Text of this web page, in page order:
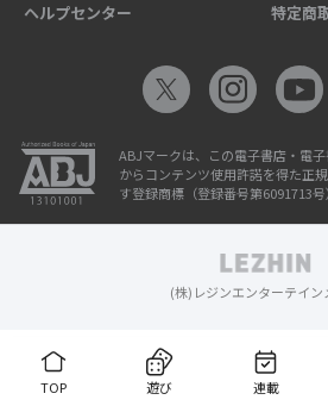
TOP 遊び 連載
ヘルプセンター 特定商
ABJマークは、この電子書店・電
からコンテンツ使用許諾を得た正
す登録商標（登録番号第6091713号
(株)レジンエンターテイン